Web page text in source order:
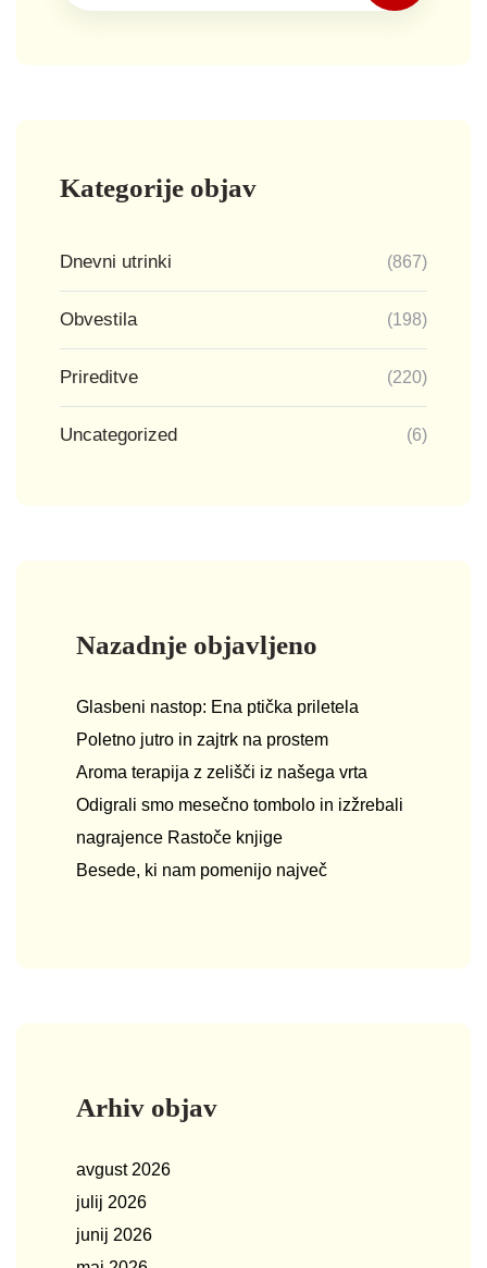
Kategorije objav
Dnevni utrinki (867)
Obvestila (198)
Prireditve (220)
Uncategorized (6)
Nazadnje objavljeno
Glasbeni nastop: Ena ptička priletela
Poletno jutro in zajtrk na prostem
Aroma terapija z zelišči iz našega vrta
Odigrali smo mesečno tombolo in izžrebali
nagrajence Rastoče knjige
Besede, ki nam pomenijo največ
Arhiv objav
avgust 2026
julij 2026
junij 2026